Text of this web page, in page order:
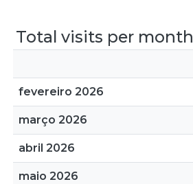
Total visits per month
fevereiro 2026
março 2026
abril 2026
maio 2026